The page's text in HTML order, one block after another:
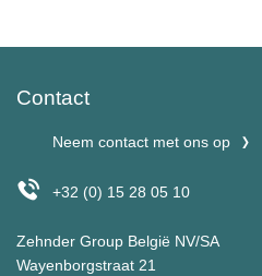
Contact
Neem contact met ons op
+32 (0) 15 28 05 10
Zehnder Group België NV/SA
Wayenborgstraat 21